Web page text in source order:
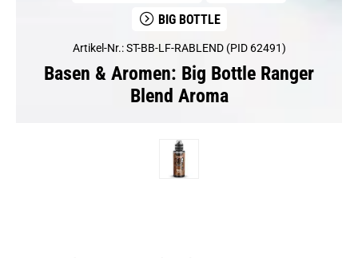
BIG BOTTLE
Artikel-Nr.: ST-BB-LF-RABLEND (PID 62491)
Basen & Aromen: Big Bottle Ranger
Blend Aroma